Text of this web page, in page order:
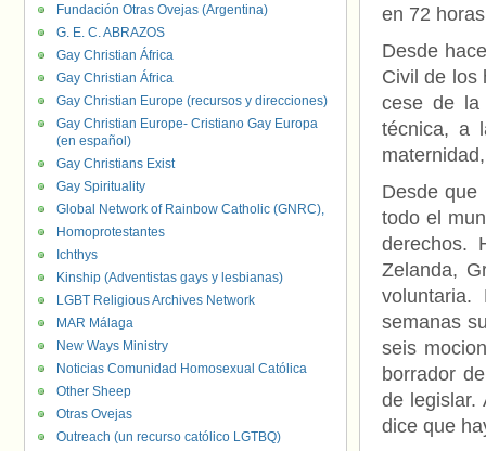
en 72
Desde
Civil de los
cese de la
técnica, a
Desde que
todo el
derechos.
Zelanda,
semanas
seis
borrador
de legislar.
dice que
Fundación Otras Ovejas (Argentina)
G. E. C. ABRAZOS
Gay Christian África
Gay Christian África
Gay Christian Europe (recursos y direcciones)
Gay Christian Europe- Cristiano Gay Europa
(en español)
Gay Christians Exist
Gay Spirituality
Global Network of Rainbow Catholic (GNRC),
Homoprotestantes
Ichthys
Kinship (Adventistas gays y lesbianas)
LGBT Religious Archives Network
MAR Málaga
New Ways Ministry
Noticias Comunidad Homosexual Católica
Other Sheep
Otras Ovejas
Outreach (un recurso católico LGTBQ)